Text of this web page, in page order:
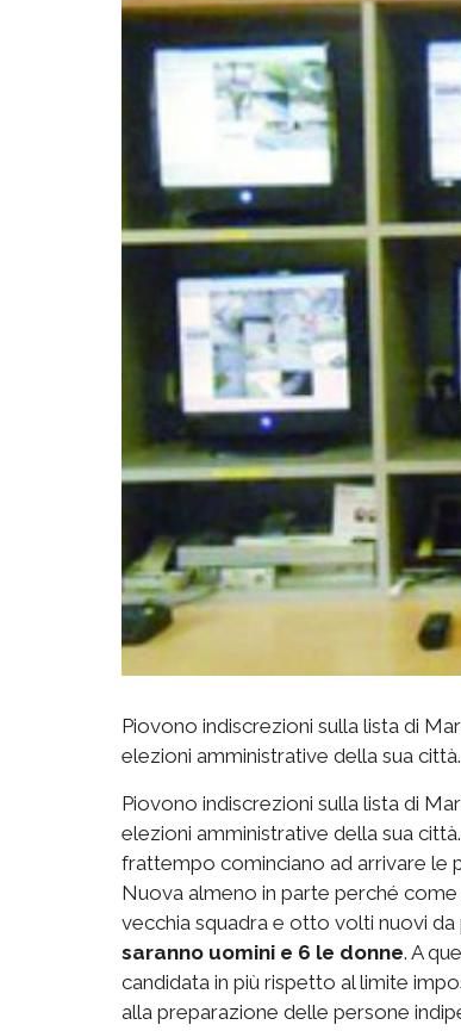
Piovono indiscrezioni sulla lista di
elezioni amministrative della sua
Piovono indiscrezioni sulla lista di
elezioni amministrative della sua
frattempo cominciano ad arrivare le
Nuova almeno in parte perché
vecchia squadra e otto volti nuovi
saranno uomini e 6 le donne. A
candidata in più rispetto al limite
alla preparazione delle persone